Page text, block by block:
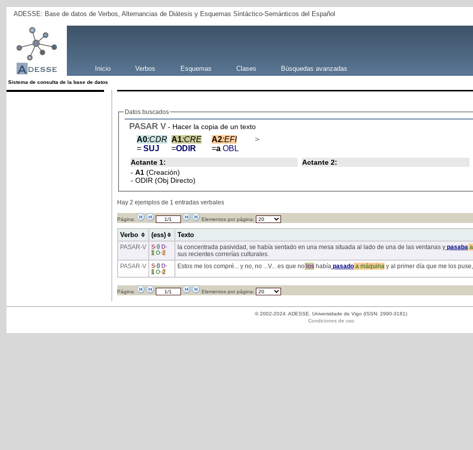
ADESSE: Base de datos de Verbos, Alternancias de Diátesis y Esquemas Sintáctico-Semánticos del Español
Inicio Verbos Esquemas Clases Búsquedas avanzadas
Sistema de consulta de la base de datos
Datos buscados
PASAR V - Hacer la copia de un texto
A0:CDR
= SUJ
A1:CRE
=ODIR
A2:EFI
=a OBL
>
Actante 1:
- A1 (Creación)
- ODIR (Obj Directo)
Actante 2:
Hay 2 ejemplos de 1 entradas verbales
Página: Elementos por página:
Verbo (ess) Texto
PASAR-V S-0 D-
1 O-2
la concentrada pasividad, se había sentado en una mesa situada al lado de una de las ventanas ypasabaa
sus recientes correrías culturales.
PASAR-V S-0 D-
1 O-2
Estos me los compré... y no, no ...V... es que noloshabíapasadoamáquinay al primer día que me los
Página: Elementos por página:
© 2002-2024: ADESSE. Universidade de Vigo (ISSN: 2990-3181)
Condiciones de uso